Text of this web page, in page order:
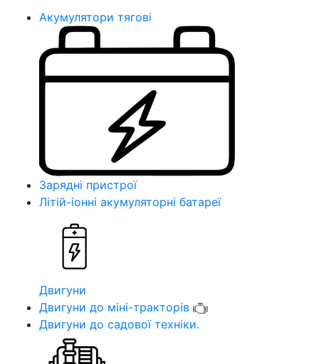
Акумулятори тягові
Зарядні пристрої
Літій-іонні акумуляторні батареї
Двигуни
Двигуни до міні-тракторів
Двигуни до садової техніки.